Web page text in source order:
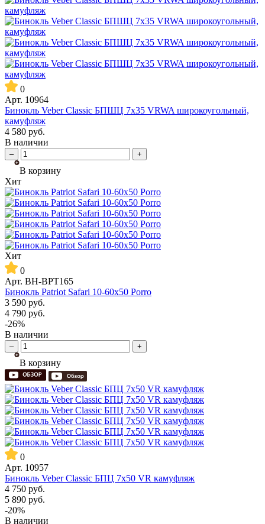
0
Арт. 10964
Бинокль Veber Classic БПШЦ 7x35 VRWA широкоугольный,
камуфляж
4 580 руб.
В наличии
– +
В корзину
Хит
Хит
0
Арт. BH-BPT165
Бинокль Patriot Safari 10-60x50 Porro
3 590 руб.
4 790 руб.
-26%
В наличии
– +
В корзину
0
Арт. 10957
Бинокль Veber Classic БПЦ 7x50 VR камуфляж
4 750 руб.
5 890 руб.
-20%
В наличии